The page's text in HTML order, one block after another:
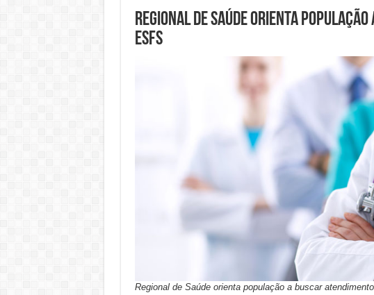
Regional de Saúde orienta
ESFs
Regional de Saúde orienta população a buscar